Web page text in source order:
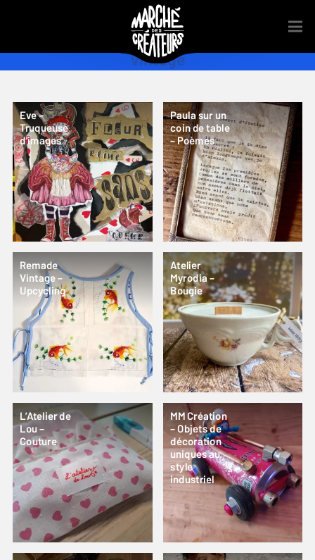
vintage
Eve –
Truqueuse
d’images
Paula sur un
coin de table
– Poèmes
Remade
Vintage –
Upcycling
Atelier
Myrodia –
Bougie
L’Atelier de
Lou –
Couture
MM Création
– Objets de
décoration
uniques au
style
industriel